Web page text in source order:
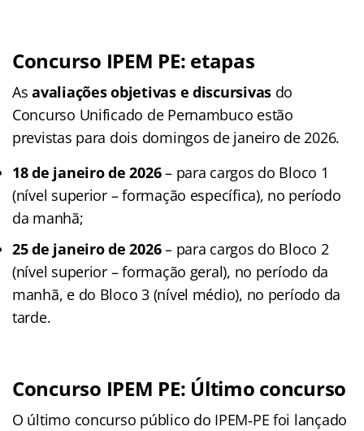
Concurso IPEM PE: etapas
Asavaliações objetivas e discursivas do
Concurso Unificado de Pernambuco estão
previstas para dois domingos de janeiro de 2026.
18 de janeiro de 2026– para cargos do Bloco 1
(nível superior – formação específica), no período
da manhã;
25 de janeiro de 2026– para cargos do Bloco 2
(nível superior – formação geral), no período da
manhã, e do Bloco 3 (nível médio), no período da
tarde.
Concurso IPEM PE: Último concurso
O último concurso público do IPEM‑PE foi lançado